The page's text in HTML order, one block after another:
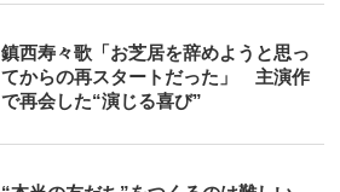
鎮西寿々歌「お芝居を辞めようと思っ
てからの再スタートだった」 主演作
で再会した“演じる喜び”